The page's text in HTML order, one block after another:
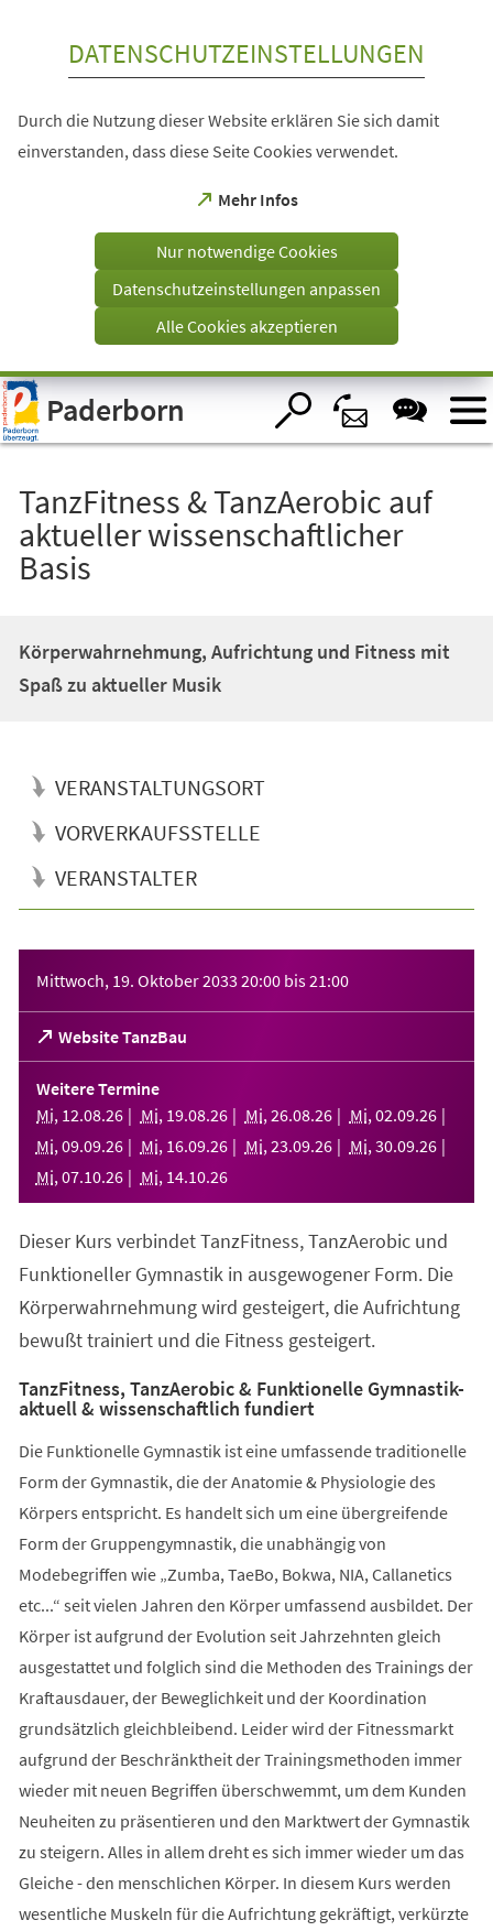
Visuelle
Assistenzsoftware
öffnen.
DATENSCHUTZEINSTELLUNGEN
Durch die Nutzung dieser Website erklären Sie sich damit
einverstanden, dass diese Seite Cookies verwendet.
Mehr Infos
(Öffnet
einem
Tab)
Nur notwendige Cookies
Datenschutzeinstellungen anpassen
Alle Cookies akzeptieren
Paderborn
TanzFitness & TanzAerobic auf
aktueller wissenschaftlicher
Basis
Körperwahrnehmung, Aufrichtung und Fitness mit
Spaß zu aktueller Musik
VERANSTALTUNGSORT
VORVERKAUFSSTELLE
VERANSTALTER
Mittwoch, 19. Oktober 2033 20:00 bis21:00
Website TanzBau
(Öffnet
in
einem
neuen
Tab)
Weitere Termine
Mi, 12.08.26 Mi, 19.08.26 Mi, 26.08.26 Mi, 02.09.26
Mi, 09.09.26 Mi, 16.09.26 Mi, 23.09.26 Mi, 30.09.26
Mi, 07.10.26 Mi, 14.10.26
Dieser Kurs verbindet TanzFitness, TanzAerobic und
Funktioneller Gymnastik in ausgewogener Form. Die
Körperwahrnehmung wird gesteigert, die Aufrichtung
bewußt trainiert und die Fitness gesteigert.
TanzFitness, TanzAerobic & Funktionelle Gymnastik-
aktuell & wissenschaftlich fundiert
Die Funktionelle Gymnastik ist eine umfassende traditionelle
Form der Gymnastik, die der Anatomie & Physiologie des
Körpers entspricht. Es handelt sich um eine übergreifende
Form der Gruppengymnastik, die unabhängig von
Modebegriffen wie „Zumba, TaeBo, Bokwa, NIA, Callanetics
etc...“ seit vielen Jahren den Körper umfassend ausbildet. Der
Körper ist aufgrund der Evolution seit Jahrzehnten gleich
ausgestattet und folglich sind die Methoden des Trainings der
Kraftausdauer, der Beweglichkeit und der Koordination
grundsätzlich gleichbleibend. Leider wird der Fitnessmarkt
aufgrund der Beschränktheit der Trainingsmethoden immer
wieder mit neuen Begriffen überschwemmt, um dem Kunden
Neuheiten zu präsentieren und den Marktwert der Gymnastik
zu steigern. Alles in allem dreht es sich immer wieder um das
Gleiche - den menschlichen Körper. In diesem Kurs werden
wesentliche Muskeln für die Aufrichtung gekräftigt, verkürzte